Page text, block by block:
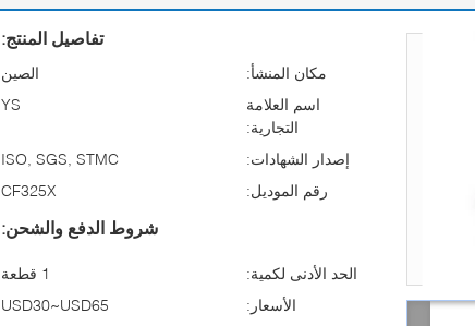
تفاصيل المنتج:
مكان المنشأ:
الصين
اسم العلامة
التجارية:
YS
إصدار الشهادات:
ISO, SGS, STMC
رقم الموديل:
CF325X
شروط الدفع والشحن:
الحد الأدنى لكمية:
1 قطعة
الأسعار:
USD30~USD65